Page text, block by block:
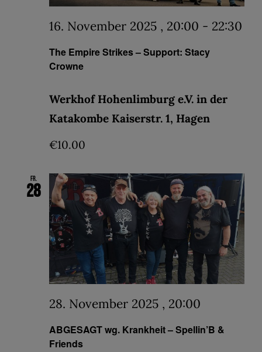
The Empire Strikes – Support: Stacy
Crowne
16. November 2025 , 20:00 - 22:30
Werkhof Hohenlimburg e.V. in der
Katakombe Kaiserstr. 1, Hagen
€10.00
Fr.
28
ABGESAGT wg. Krankheit – Spellin’B &
Friends
28. November 2025 , 20:00